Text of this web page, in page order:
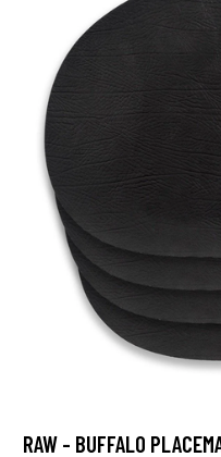
RAW - BUFFALO